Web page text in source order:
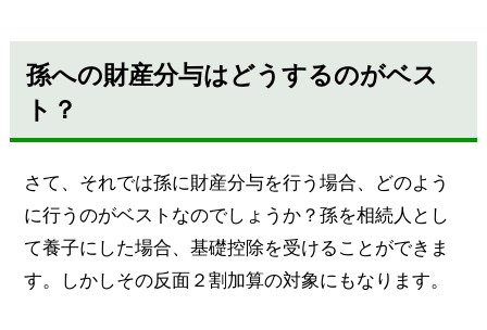
孫への財産分与はどうするのがベス
ト？
さて、それでは孫に財産分与を行う場合、どのよう
に行うのがベストなのでしょうか？孫を相続人とし
て養子にした場合、基礎控除を受けることができま
す。しかしその反面２割加算の対象にもなります。